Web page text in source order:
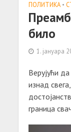
ПОЛИТИКА •
било
1. јануара
Верујући
изнад
граница